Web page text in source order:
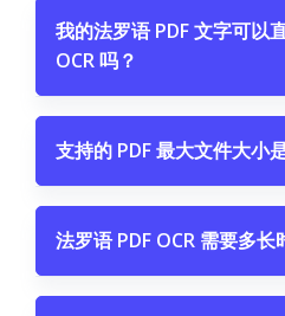
我的法罗语 PDF 文字可以
OCR 吗？
支持的 PDF 最大文件大小
法罗语 PDF OCR 需要多长